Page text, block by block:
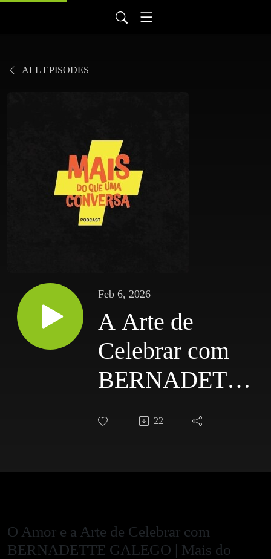
ALL EPISODES
Feb 6, 2026
A Arte de
Celebrar com
BERNADETTE
GALEGO |
22
O Amor e a Arte de Celebrar com
BERNADETTE GALEGO | Mais do